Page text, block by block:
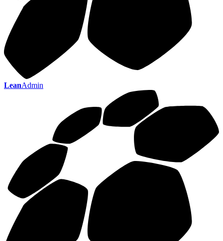
LeanAdmin